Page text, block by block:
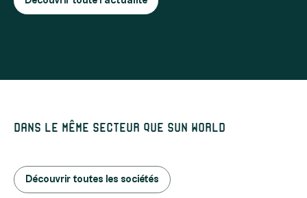
Dans le même secteur que Sun World
Découvrir toutes les sociétés